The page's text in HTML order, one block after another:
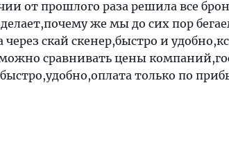
от прошлого раза решила все
же мы до сих пор
скай скенер,быстро и
сравнивать цены
только по